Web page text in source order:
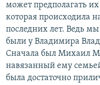
может предполагать
которая происходила
последних лет. Ведь
были у Владимира
Сначала был Михаил
навязанный ему
была достаточно